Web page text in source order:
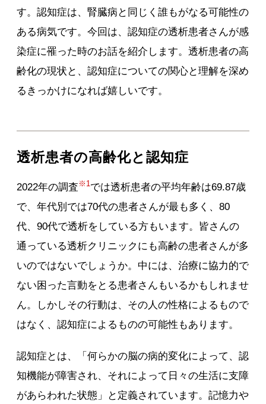
す。認知症は、腎臓病と同じく誰もがなる可能性の
ある病気です。今回は、認知症の透析患者さんが感
染症に罹った時のお話を紹介します。透析患者の高
齢化の現状と、認知症についての関心と理解を深め
るきっかけになれば嬉しいです。
透析患者の高齢化と認知症
2022年の調査 ※1では透析患者の平均年齢は69.87歳
で、年代別では70代の患者さんが最も多く、80
代、90代で透析をしている方もいます。皆さんの
通っている透析クリニックにも高齢の患者さんが多
いのではないでしょうか。中には、治療に協力的で
ない困った言動をとる患者さんもいるかもしれませ
ん。しかしその行動は、その人の性格によるもので
はなく、認知症によるものの可能性もあります。
認知症とは、「何らかの脳の病的変化によって、認
知機能が障害され、それによって日々の生活に支障
があらわれた状態」と定義されています。記憶力や